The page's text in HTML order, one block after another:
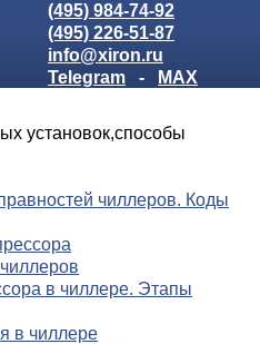
(495) 984-74-92
(495) 226-51-87
info@xiron.ru
Telegram
-
MAX
установок,способы
чиллеров. Коды
в чиллере. Этапы
в чиллере